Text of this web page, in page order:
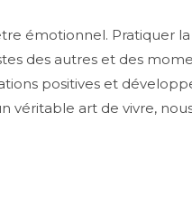
émotionnel. Pratiquer
des autres et des
positives et
véritable art de vivre,